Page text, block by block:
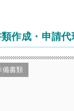
作成・申請
書類